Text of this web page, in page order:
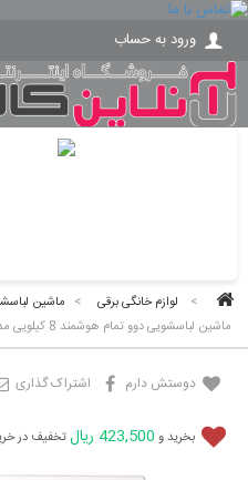
ورود به حساب
> لوازم خانگی برقی > ماشین
ماشین لباسشویی دوو تمام هوشمند 8 کیلویی مدل DWK 8412C سفید با درب کروم
دوستش دارم اشتراک گذاری
بخرید و 423,500 ریال تخفیف در